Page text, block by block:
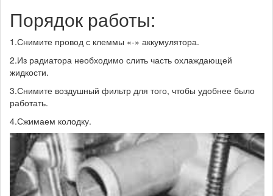
Порядок работы:
1.Снимите провод с клеммы «-» аккумулятора.
2.Из радиатора необходимо слить часть охлаждающей
жидкости.
3.Снимите воздушный фильтр для того, чтобы удобнее было
работать.
4.Сжимаем колодку.